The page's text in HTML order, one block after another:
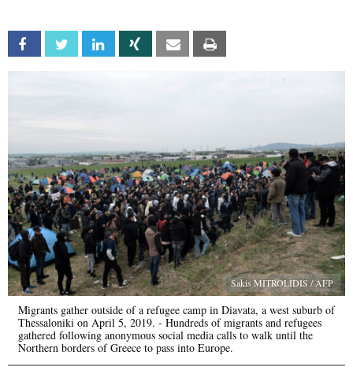
Facebook Twitter Linkedin Xing Email
Sakis MITROLIDIS / AFP
Migrants gather outside of a refugee camp in Diavata, a west suburb of
Thessaloniki on April 5, 2019. - Hundreds of migrants and refugees
gathered following anonymous social media calls to walk until the
Northern borders of Greece to pass into Europe.